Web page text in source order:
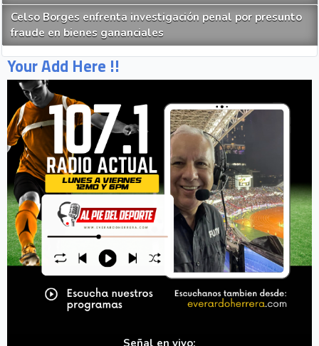
Celso Borges enfrenta investigación penal por presunto
fraude en bienes gananciales
Your Add Here !!